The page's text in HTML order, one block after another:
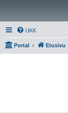
UKK
Portal Etusivu